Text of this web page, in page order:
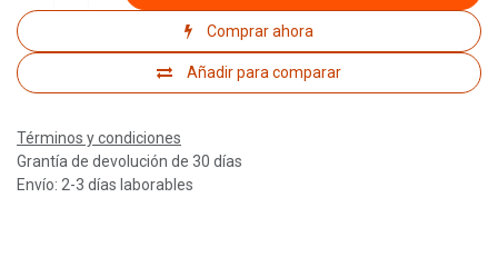
Comprar ahora
Añadir para comparar
Términos y condiciones
Grantía de devolución de 30 días
Envío: 2-3 días laborables